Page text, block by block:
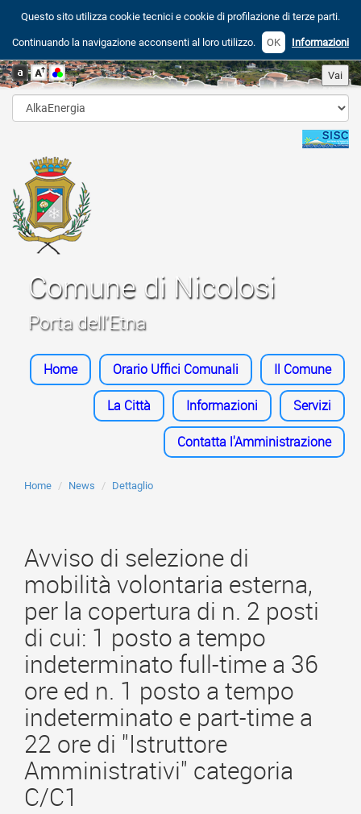
Questo sito utilizza cookie tecnici e cookie di profilazione di terze parti.
Continuando la navigazione acconsenti al loro utilizzo. OK Informazioni
Comune di Nicolosi
Porta dell'Etna
Home Orario Uffici Comunali Il Comune
La Città Informazioni Servizi
Contatta l'Amministrazione
Home News Dettaglio
Avviso di selezione di
mobilità volontaria esterna,
per la copertura di n. 2 posti
di cui: 1 posto a tempo
indeterminato full-time a 36
ore ed n. 1 posto a tempo
indeterminato e part-time a
22 ore di "Istruttore
Amministrativi" categoria
C/C1